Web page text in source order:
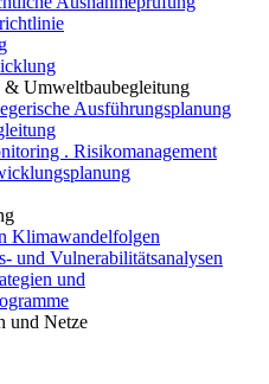
& Umweltbaubegleitung
Ausführungsplanung
. Risikomanagement
Klimawandelfolgen
und Vulnerabilitätsanalysen
und
und Netze